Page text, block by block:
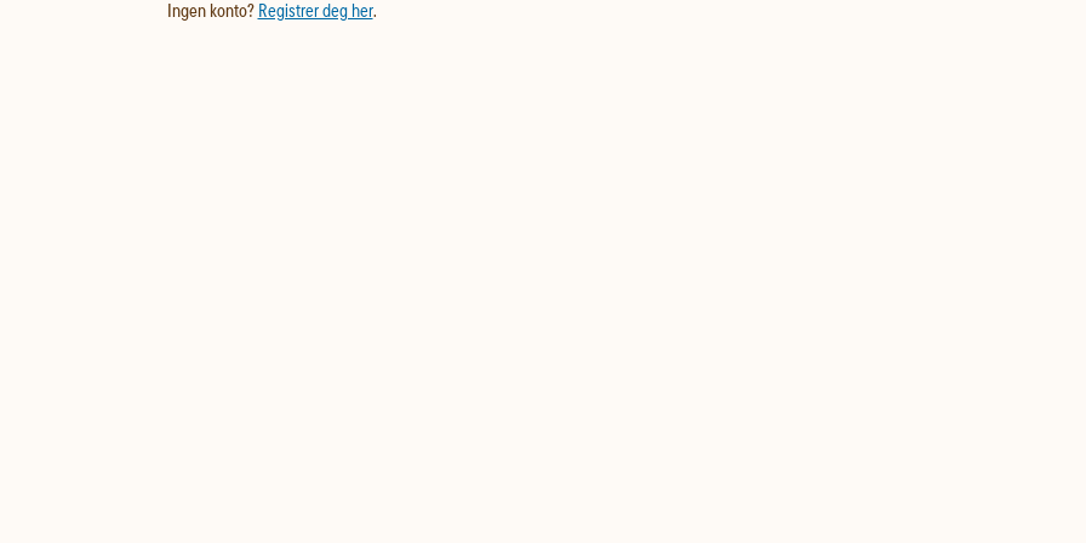
Ingen konto? Registrer deg her.